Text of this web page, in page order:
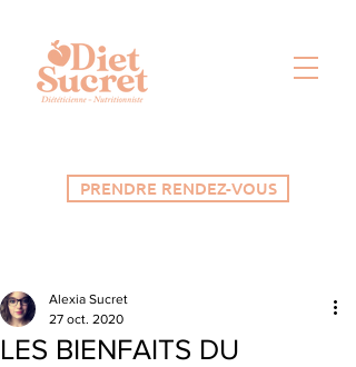
PRENDRE RENDEZ-VOUS
LES BIENFAITS DU
Alexia Sucret
27 oct. 2020